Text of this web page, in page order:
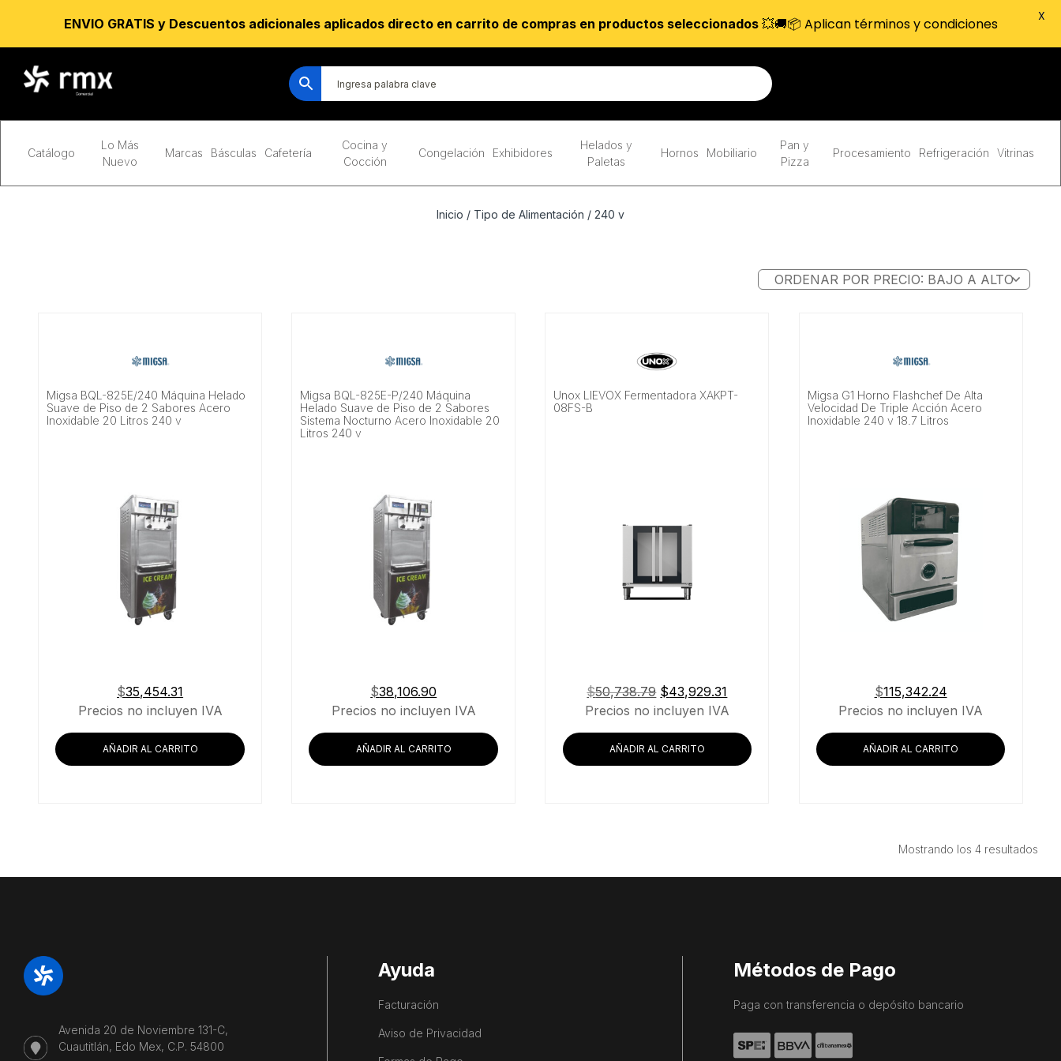
Catálogo
Lo Más
Nuevo
Marcas Básculas Cafetería
Cocina y
Cocción
Congelación Exhibidores
Helados y
Paletas
Hornos Mobiliario
Pan y
Pizza
Procesamiento Refrigeración Vitrinas
Inicio / Tipo de Alimentación / 240 v
Migsa BQL-825E/240 Máquina Helado
Suave de Piso de 2 Sabores Acero
Inoxidable 20 Litros 240 v
$35,454.31
Precios no incluyen IVA
AÑADIR AL CARRITO
Migsa BQL-825E-P/240 Máquina
Helado Suave de Piso de 2 Sabores
Sistema Nocturno Acero Inoxidable 20
Litros 240 v
$38,106.90
Precios no incluyen IVA
AÑADIR AL CARRITO
Unox LIEVOX Fermentadora XAKPT-
08FS-B
$50,738.79 El
precio
era:
$50,738.79.
$43,929.31
precio
$43,929.31.
Precios no incluyen IVA
AÑADIR AL CARRITO
Migsa G1 Horno Flashchef De Alta
Velocidad De Triple Acción Acero
Inoxidable 240 v 18.7 Litros
$115,342.24
Precios no incluyen IVA
AÑADIR AL CARRITO
Mostrando los 4 resultados
Avenida 20 de Noviembre 131-C,
Cuautitlán, Edo Mex, C.P. 54800
Ayuda
Facturación
Aviso de Privacidad
Métodos de Pago
Paga con transferencia o depósito bancario
ENVIO GRATIS y Descuentos adicionales aplicados directo en carrito de compras en productos seleccionados💥🚚📦 Aplican términos y condiciones X